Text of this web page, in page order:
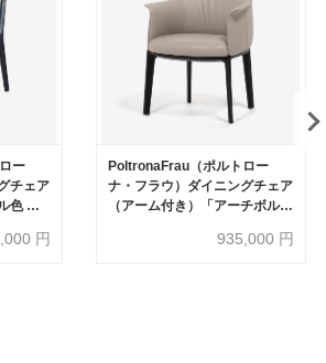
ー
チェア
色 木
円
PoltronaFrau（ポルトロー
ナ・フラウ）ダイニングチェア
（アーム付き）「アーチボル
935,000 円